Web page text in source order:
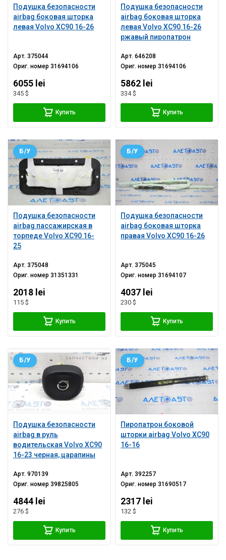
Подушка безопасности
airbag боковая шторка
левая Volvo XC90 16-26
Арт.375044
Ориг. номер31694106
6055 lei
345 $
Купить
Подушка безопасности
airbag боковая шторка
левая Volvo XC90 16-26
ржавый пиропатрон
Арт.646208
Ориг. номер31694106
5862 lei
334 $
Купить
Подушка безопасности
airbag пассажирская в
торпеде Volvo XC90 16-
25
Б/У
Арт.375048
Ориг. номер31351331
2018 lei
115 $
Купить
Подушка безопасности
airbag боковая шторка
правая Volvo XC90 16-26
Б/У
Арт.375045
Ориг. номер31694107
4037 lei
230 $
Купить
Подушка безопасности
airbag в руль
водительская Volvo XC90
16-23 черная, царапины
Б/У
Арт.970139
Ориг. номер39825805
4844 lei
276 $
Купить
Пиропатрон боковой
шторки airbag Volvo XC90
16-16
Б/У
Арт.392257
Ориг. номер31690517
2317 lei
132 $
Купить